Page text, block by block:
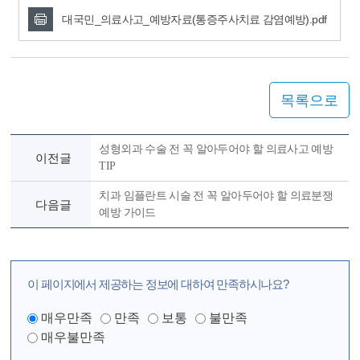
대국민_의료사고_예방자료(통증주사치료 감염예방).pdf
목록으로
이전글
성형외과 수술 전 꼭 알아두어야 할 의료사고 예방
TIP
다음글
치과 임플란트 시술 전 꼭 알아두어야 할 의료분쟁
예방 가이드
이 페이지에서 제공하는 정보에 대하여 만족하시나요?
매우만족 만족 보통
불만족
매우불만족